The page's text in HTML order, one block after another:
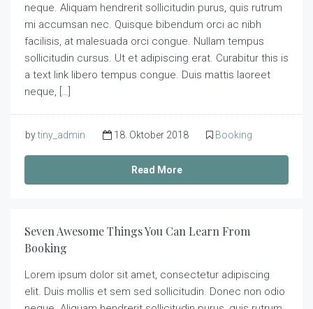
neque. Aliquam hendrerit sollicitudin purus, quis rutrum
mi accumsan nec. Quisque bibendum orci ac nibh
facilisis, at malesuada orci congue. Nullam tempus
sollicitudin cursus. Ut et adipiscing erat. Curabitur this is
a text link libero tempus congue. Duis mattis laoreet
neque, […]
bytiny_admin 18. Oktober 2018 Booking
Read More
Seven Awesome Things You Can Learn From
Booking
Lorem ipsum dolor sit amet, consectetur adipiscing
elit. Duis mollis et sem sed sollicitudin. Donec non odio